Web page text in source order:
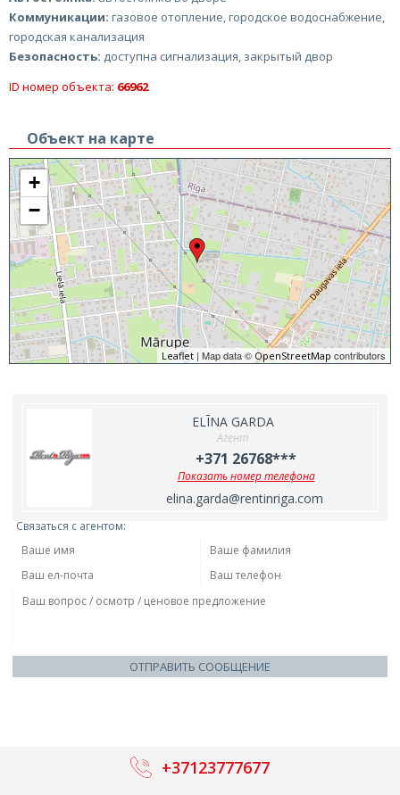
Коммуникации: газовое отопление, городское водоснабжение,
городская канализация
Безопасность: доступна сигнализация, закрытый двор
ID номер объекта: 66962
Объект на карте
+
−
Leaflet | Map data ©OpenStreetMap contributors
ELĪNA GARDA
Агент
+371 26768***
Показать номер телефона
elina.garda@rentinriga.com
Связаться с агентом:
ОТПРАВИТЬ СООБЩЕНИЕ
+37123777677